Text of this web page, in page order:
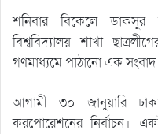
শনিবার বিকেলে
বিশ্ববিদ্যালয় শাখা
গণমাধ্যমে পাঠানো এক
আগামী ৩০ জানুয়ারি
করপোরেশনের নির্বাচন।